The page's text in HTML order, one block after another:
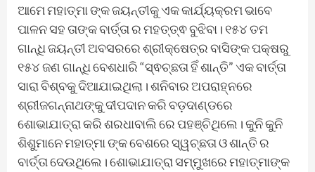
ଆମେ ମହାତ୍ମା ଙ୍କ ଜୟନ୍ତୀକୁ ଏକ କାର୍ଯ୍ୟକ୍ରମ ଭାବେ
ପାଳନ ସହ ତାଙ୍କ ବାର୍ତ୍ତା ର ମହତ୍ତ୍ଵ ବୁଝିବା। ୧୫୪ ତମ
ଗାନ୍ଧି ଜୟନ୍ତୀ ଅବସରରେ ଶ୍ରୀକ୍ଷେତ୍ର ବାସିଙ୍କ ପକ୍ଷରୁ
୧୫୪ ଜଣ ଗାନ୍ଧି ବେଶଧାରି “ସ୍ଵଚ୍ଛତା ହିଁ ଶାନ୍ତି” ଏକ ବାର୍ତ୍ତା
ସାରା ବିଶ୍ବକୁ ଦିଆଯାଇଥିଲା। ଶନିବାର ଅପରାହ୍ନରେ
ଶ୍ରୀଜଗନ୍ନାଥଙ୍କୁ ଦୀପଦାନ କରି ବଡ଼ଦାଣ୍ଡରେ
ଶୋଭାଯାତ୍ରା କରି ଶରଧାବାଲି ରେ ପହଞ୍ଚିଥିଲେ। କୁନି କୁନି
ଶିଶୁମାନେ ମହାତ୍ମା ଙ୍କ ବେଶରେ ସ୍ୱଚ୍ଛତା ଓ ଶାନ୍ତି ର
ବାର୍ତ୍ତା ଦେଉଥିଲେ। ଶୋଭାଯାତ୍ରା ସମ୍ମୁଖରେ ମହାତ୍ମାଙ୍କ